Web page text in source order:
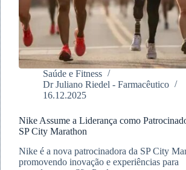
Saúde e Fitness
Dr Juliano Riedel - Farmacêutico
16.12.2025
Nike Assume a Liderança como
SP City Marathon
Nike é a nova patrocinadora da SP City
promovendo inovação e experiências para